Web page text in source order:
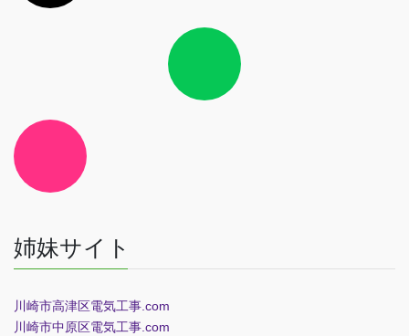
イ
コ
ン
リ
イ
コ
ン
リ
姉妹サイト
川崎市高津区電気工事.com
川崎市中原区電気工事.com